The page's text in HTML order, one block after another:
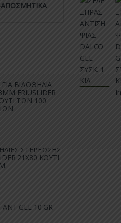
ΒΙΔΟΘΗΛΙΑ
FRIUSLIDER
ΤΩΝ 100
ΣΤΕΡΕΩΣΗΣ
21X80 KOYTI
ANT GEL 10 GR